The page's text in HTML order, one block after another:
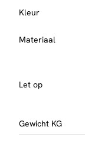
Kleur
Materiaal
Let op
Gewicht KG